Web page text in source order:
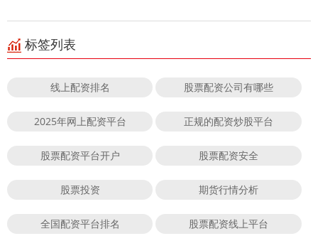
标签列表
线上配资排名 股票配资公司有哪些
2025年网上配资平台 正规的配资炒股平台
股票配资平台开户 股票配资安全
股票投资 期货行情分析
全国配资平台排名 股票配资线上平台